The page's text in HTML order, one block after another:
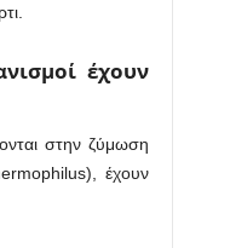
έχουν
στην ζύμωση
έχουν